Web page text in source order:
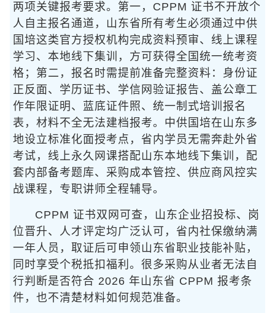
两项关键报考要求。第一，CPPM 证书不开放个
人自主报名通道，山东省所有考生必须通过中供
国培这类官方授权机构完成资料预审、线上课程
学习、本地线下集训，方可获得全国统一统考资
格；第二，报名时需提前准备完整资料：身份证
正反面、学历证书、学信网验证报告、盖公章工
作年限证明、蓝底证件照、统一制式培训报名
表，材料不全无法建档报考。中供国培在山东多
地设立标准化面授考点，省内学员无需奔赴外省
考试，线上永久网课搭配山东本地线下集训，配
套内部备考题库、采购成本管控、供应商风控实
战课程，专职讲师全程辅导。
CPPM 证书双网可查，山东企业招投标、岗
位晋升、人才评定均广泛认可，省内社保缴纳满
一年人员，取证后可申领山东省职业技能补贴，
同时享受个税抵扣福利。很多采购从业者无法自
行判断是否符合 2026 年山东省 CPPM 报考条
件，也不清楚材料如何规范准备。